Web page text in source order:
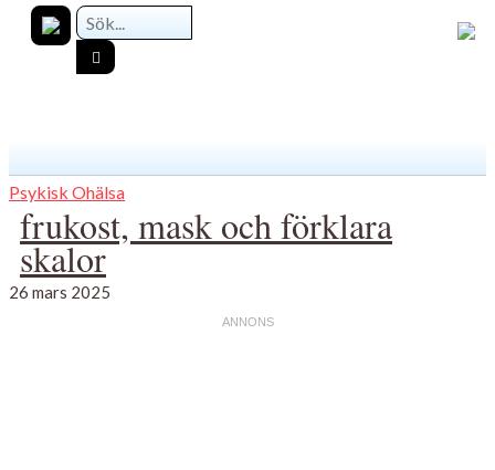
Psykisk Ohälsa
frukost, mask och förklara
skalor
26 mars 2025